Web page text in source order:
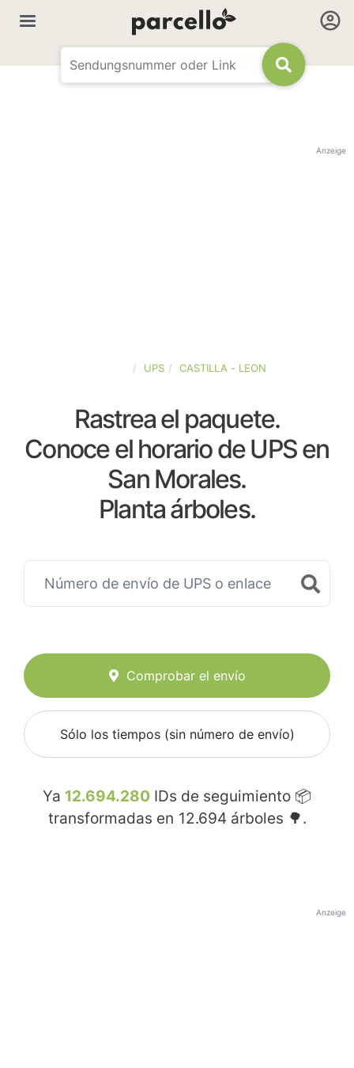
Anzeige
UPS CASTILLA - LEON
Rastrea el paquete.
Conoce el horario de UPS en
San Morales.
Planta árboles.
Comprobar el envío
Sólo los tiempos (sin número de envío)
Ya 12.694.280 IDs de seguimiento 📦
transformadas en 12.694 árboles 🌳.
Anzeige